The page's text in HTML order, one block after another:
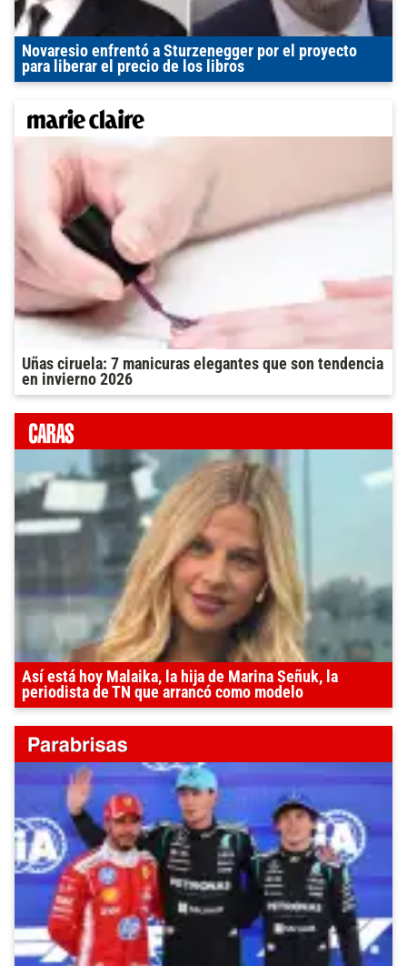
Novaresio enfrentó a Sturzenegger por el proyecto
para liberar el precio de los libros
Uñas ciruela: 7 manicuras elegantes que son tendencia
en invierno 2026
Así está hoy Malaika, la hija de Marina Señuk, la
periodista de TN que arrancó como modelo